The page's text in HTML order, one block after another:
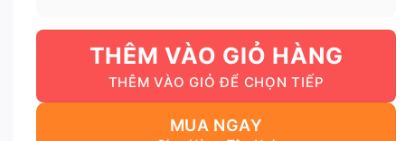
THÊM VÀO GIỎ HÀNG
MUA NGAY